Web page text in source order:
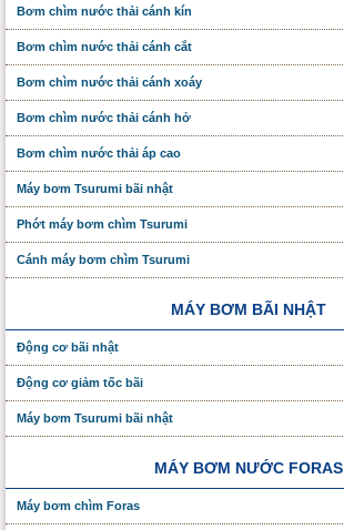
Bơm chìm nước thải cánh kín
Bơm chìm nước thải cánh cắt
Bơm chìm nước thải cánh xoáy
Bơm chìm nước thải cánh hở
Bơm chìm nước thải áp cao
Máy bơm Tsurumi bãi nhật
Phớt máy bơm chìm Tsurumi
Cánh máy bơm chìm Tsurumi
MÁY BƠM BÃI NHẬT
Động cơ bãi nhật
Động cơ giảm tốc bãi
Máy bơm Tsurumi bãi nhật
MÁY BƠM NƯỚC FORAS
Máy bơm chìm Foras